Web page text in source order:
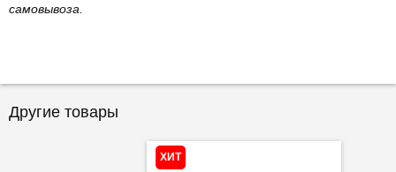
самовывоза.
Другие товары
ХИТ